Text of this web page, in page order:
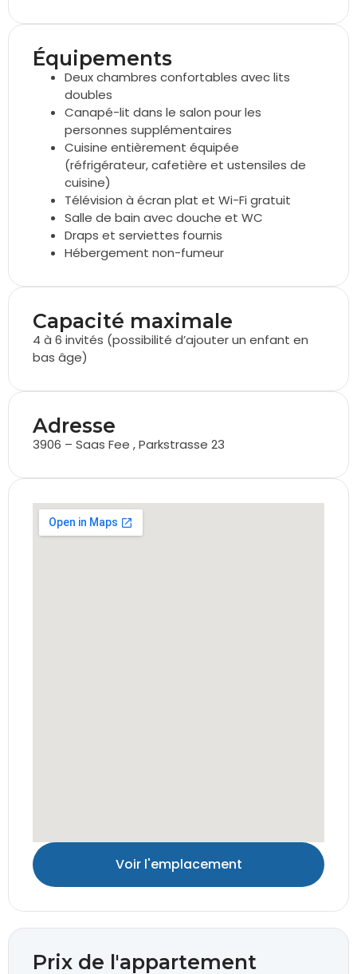
Équipements
Deux chambres confortables avec lits
doubles
Canapé-lit dans le salon pour les
personnes supplémentaires
Cuisine entièrement équipée
(réfrigérateur, cafetière et ustensiles de
cuisine)
Télévision à écran plat et Wi-Fi gratuit
Salle de bain avec douche et WC
Draps et serviettes fournis
Hébergement non-fumeur
Capacité maximale
4 à 6 invités (possibilité d’ajouter un enfant en
bas âge)
Adresse
3906 – Saas Fee , Parkstrasse 23
Voir l'emplacement
Prix de l'appartement